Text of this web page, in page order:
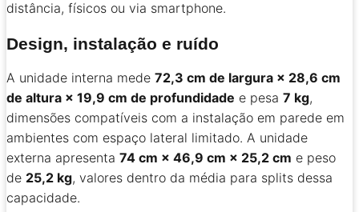
distância, físicos ou via smartphone.
Design, instalação e ruído
A unidade interna mede 72,3 cm de largura × 28,6 cm
de altura × 19,9 cm de profundidade e pesa 7 kg,
dimensões compatíveis com a instalação em parede em
ambientes com espaço lateral limitado. A unidade
externa apresenta 74 cm × 46,9 cm × 25,2 cm e peso
de 25,2 kg, valores dentro da média para splits dessa
capacidade.